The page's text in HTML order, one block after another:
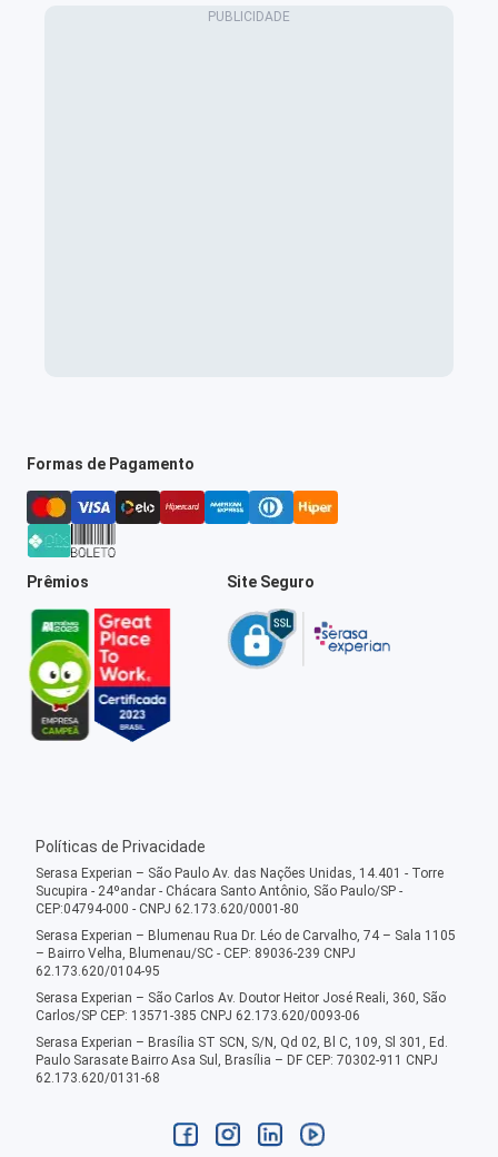
Formas de Pagamento
Prêmios Site Seguro
Políticas de Privacidade
Serasa Experian – São Paulo Av. das Nações Unidas, 14.401 - Torre
Sucupira - 24ºandar - Chácara Santo Antônio, São Paulo/SP -
CEP:04794-000 - CNPJ 62.173.620/0001-80
Serasa Experian – Blumenau Rua Dr. Léo de Carvalho, 74 – Sala 1105
– Bairro Velha, Blumenau/SC - CEP: 89036-239 CNPJ
62.173.620/0104-95
Serasa Experian – São Carlos Av. Doutor Heitor José Reali, 360, São
Carlos/SP CEP: 13571-385 CNPJ 62.173.620/0093-06
Serasa Experian – Brasília ST SCN, S/N, Qd 02, Bl C, 109, Sl 301, Ed.
Paulo Sarasate Bairro Asa Sul, Brasília – DF CEP: 70302-911 CNPJ
62.173.620/0131-68